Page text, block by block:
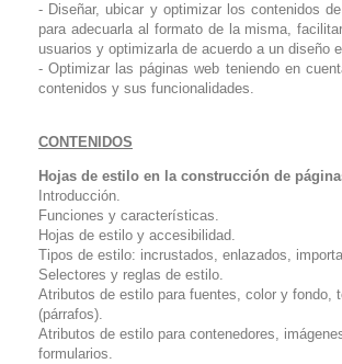
- Diseñar, ubicar y optimizar los contenidos
para adecuarla al formato de la misma,
usuarios y optimizarla de acuerdo a un diseño
- Optimizar las páginas web teniendo en
contenidos y sus funcionalidades.
CONTENIDOS
Hojas de estilo en la construcción de
Introducción.
Funciones y características.
Hojas de estilo y accesibilidad.
Tipos de estilo: incrustados, enlazados,
Selectores y reglas de estilo.
Atributos de estilo para fuentes, color y fondo,
(párrafos).
Atributos de estilo para contenedores,
formularios.